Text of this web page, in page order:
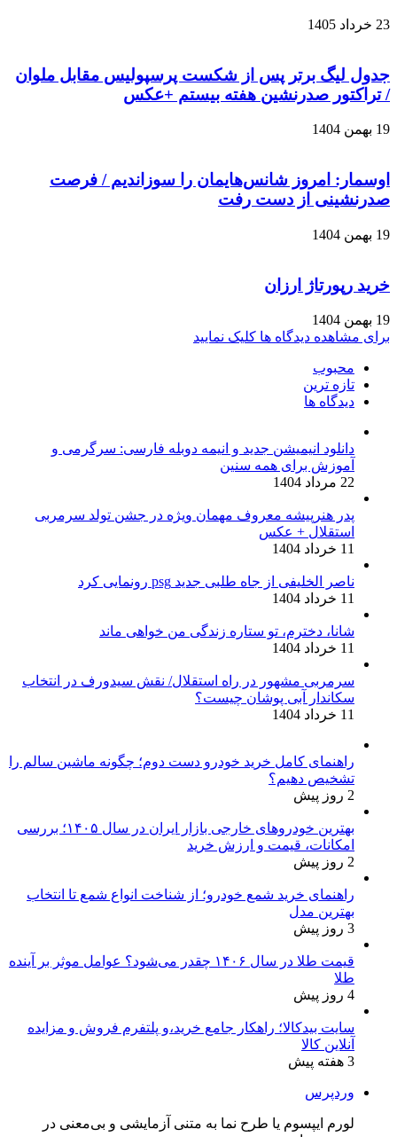
23 خرداد 1405
جدول لیگ برتر پس از شکست پرسپولیس مقابل ملوان
/ تراکتور صدرنشین هفته بیستم +عکس
19 بهمن 1404
اوسمار: امروز شانس‌هایمان را سوزاندیم / فرصت
صدرنشینی از دست رفت
19 بهمن 1404
خرید رپورتاژ ارزان
19 بهمن 1404
برای مشاهده دیدگاه ها کلیک نمایید
محبوب
تازه ترین
دیدگاه ها
دانلود انیمیشن جدید و انیمه دوبله فارسی: سرگرمی و
آموزش برای همه سنین
22 مرداد 1404
پدر هنرپیشه معروف مهمان ویژه در جشن تولد سرمربی
استقلال + عکس
11 خرداد 1404
ناصر الخلیفی از جاه طلبی جدید psg رونمایی کرد
11 خرداد 1404
شانا، دخترم، تو ستاره زندگی من خواهی ماند
11 خرداد 1404
سرمربی مشهور در راه استقلال/ نقش سیدورف در انتخاب
سکاندار آبی پوشان چیست؟
11 خرداد 1404
راهنمای کامل خرید خودرو دست دوم؛ چگونه ماشین سالم را
تشخیص دهیم؟
2 روز پیش
بهترین خودروهای خارجی بازار ایران در سال ۱۴۰۵؛ بررسی
امکانات، قیمت و ارزش خرید
2 روز پیش
راهنمای خرید شمع خودرو؛ از شناخت انواع شمع تا انتخاب
بهترین مدل
3 روز پیش
قیمت طلا در سال ۱۴۰۶ چقدر می‌شود؟ عوامل موثر بر آینده
طلا
4 روز پیش
سایت بیدکالا؛ راهکار جامع خرید،و پلتفرم فروش و مزایده
آنلاین کالا
3 هفته پیش
وردپرس
لورم ایپسوم یا طرح‌ نما به متنی آزمایشی و بی‌معنی در